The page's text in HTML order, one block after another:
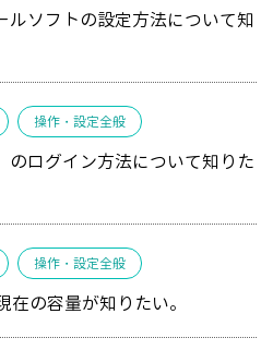
ルソフトの設定方法について知
操作・設定全般
のログイン方法について知りた
操作・設定全般
在の容量が知りたい。